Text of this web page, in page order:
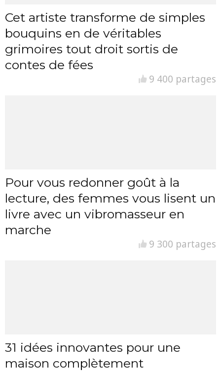
Cet artiste transforme de simples
bouquins en de véritables
grimoires tout droit sortis de
contes de fées
9 400 partages
Pour vous redonner goût à la
lecture, des femmes vous lisent un
livre avec un vibromasseur en
marche
9 300 partages
31 idées innovantes pour une
maison complètement